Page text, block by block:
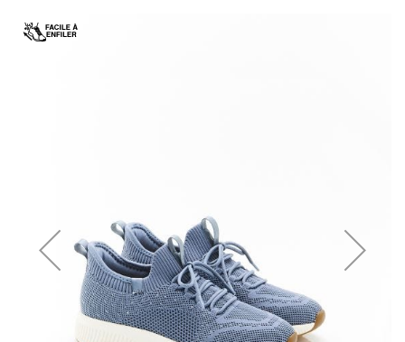
Skip
to